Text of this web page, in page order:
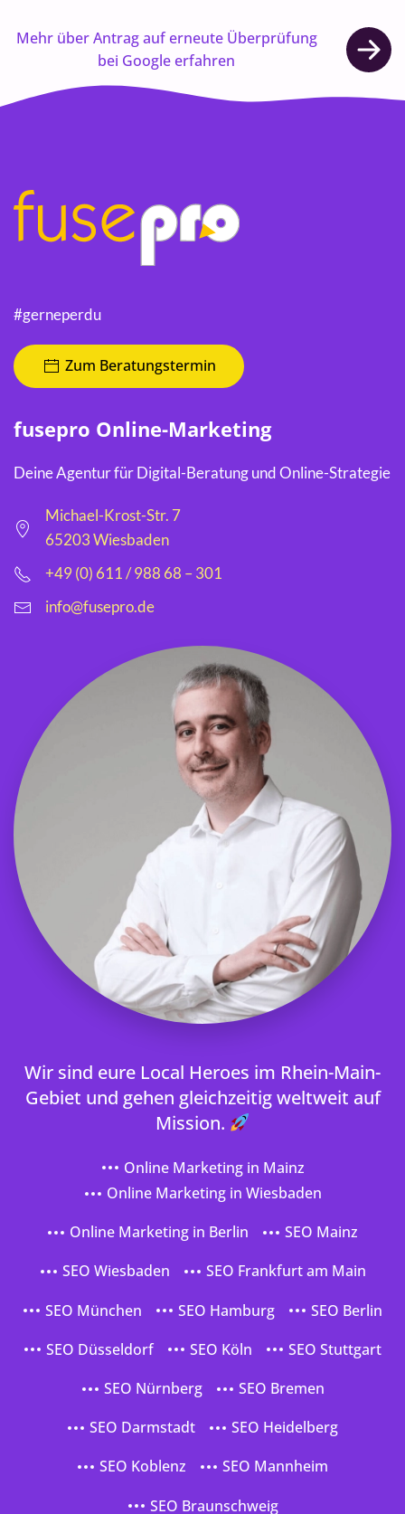
Mehr über Antrag auf erneute Überprüfung
bei Google erfahren
#gerneperdu
Zum Beratungstermin
fusepro Online-Marketing
Deine Agentur für Digital-Beratung und Online-Strategie
Michael-Krost-Str. 7
65203 Wiesbaden
+49 (0) 611 / 988 68 – 301
info@fusepro.de
Wir sind eure Local Heroes im Rhein-Main-
Gebiet und gehen gleichzeitig weltweit auf
Mission.
Online Marketing in Mainz
Online Marketing in Wiesbaden
Online Marketing in Berlin
SEO Mainz
SEO Wiesbaden
SEO Frankfurt am Main
SEO München
SEO Hamburg
SEO Berlin
SEO Düsseldorf
SEO Köln
SEO Stuttgart
SEO Nürnberg
SEO Bremen
SEO Darmstadt
SEO Heidelberg
SEO Koblenz
SEO Mannheim
SEO Braunschweig